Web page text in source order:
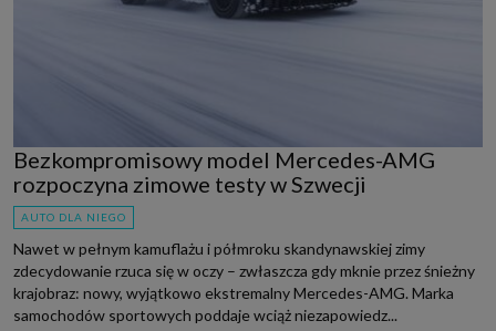
Bezkompromisowy model Mercedes-AMG
rozpoczyna zimowe testy w Szwecji
AUTO DLA NIEGO
Nawet w pełnym kamuflażu i półmroku skandynawskiej zimy
zdecydowanie rzuca się w oczy – zwłaszcza gdy mknie przez śnieżny
krajobraz: nowy, wyjątkowo ekstremalny Mercedes-AMG. Marka
samochodów sportowych poddaje wciąż niezapowiedz...